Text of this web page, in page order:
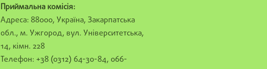
Приймальна комісія:
Адреса: 88000, Україна, Закарпатська
обл., м. Ужгород, вул. Університетська,
14, кімн. 228
Телефон: +38 (0312) 64-30-84, 066-